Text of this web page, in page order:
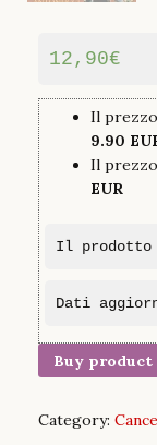
12,90€
Il
9.90
Il
EUR
Il prodotto
Dati
Buy product
Category: